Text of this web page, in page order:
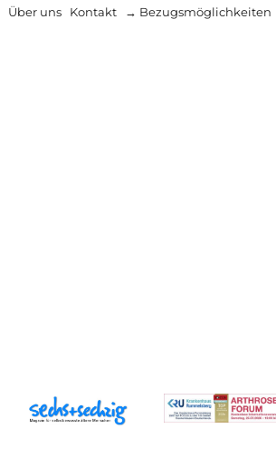
Über uns Kontakt → Bezugsmöglichkeiten